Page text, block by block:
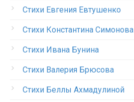
Стихи Евгения Евтушенко
Стихи Константина Симонова
Стихи Ивана Бунина
Стихи Валерия Брюсова
Стихи Беллы Ахмадулиной